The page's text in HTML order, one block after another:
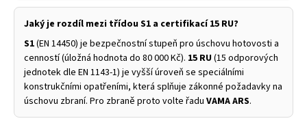
Jaký je rozdíl mezi třídou S1 a certifikací 15 RU?
S1(EN 14450) je bezpečnostní stupeň pro úschovu hotovosti a
cenností (úložná hodnota do 80 000 Kč). 15 RU(15 odporových
jednotek dle EN 1143-1) je vyšší úroveň se speciálními
konstrukčními opatřeními, která splňuje zákonné požadavky na
úschovu zbraní. Pro zbraně proto volte řadu VAMA ARS.